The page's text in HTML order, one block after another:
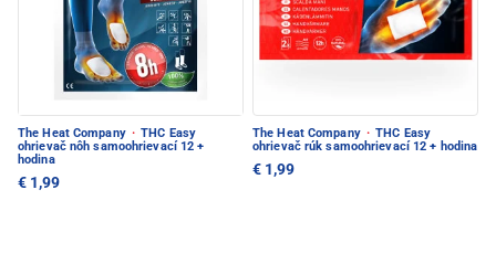
The Heat Company · THC Easy
ohrievač nôh samoohrievací 12 +
hodina
€ 1,99
The Heat Company · THC Easy
ohrievač rúk samoohrievací 12 + hodina
€ 1,99